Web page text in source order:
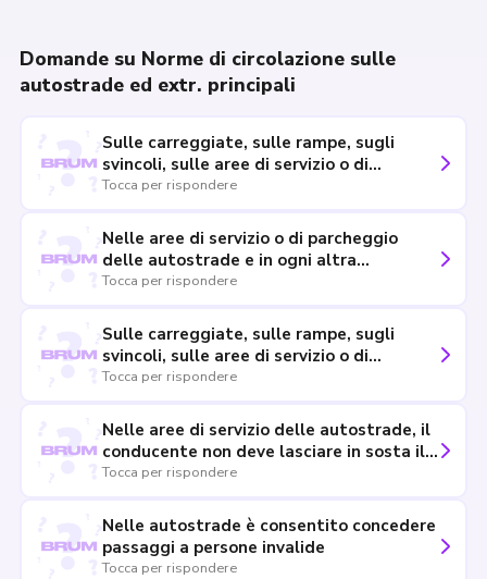
Domande su Norme di circolazione sulle
autostrade ed extr. principali
Sulle carreggiate, sulle rampe, sugli
svincoli, sulle aree di servizio o di
parcheggio e in ogni altra pertinenza
concedere passaggi
Tocca per rispondere
Nelle aree di servizio o di parcheggio
delle autostrade e in ogni altra
pertinenza autostradale è possibile
autorizzate dall'ente proprietario della
strada
Tocca per rispondere
Sulle carreggiate, sulle rampe, sugli
svincoli, sulle aree di servizio o di
parcheggio e in ogni altra pertinenza
solo nelle aree a ciò destinate e per il
periodo stabilito dall'ente proprietario
della strada
Tocca per rispondere
Nelle aree di servizio delle autostrade, il
conducente non deve lasciare in sosta il
veicolo per più di 24 ore
Tocca per rispondere
Nelle autostrade è consentito concedere
passaggi a persone invalide
Tocca per rispondere